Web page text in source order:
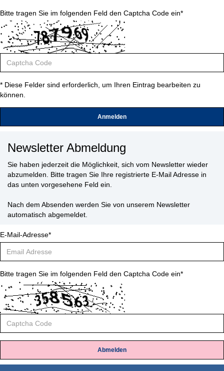
Bitte tragen Sie im folgenden Feld den Captcha Code ein*
* Diese Felder sind erforderlich, um Ihren Eintrag bearbeiten zu
können.
Newsletter Abmeldung
Sie haben jederzeit die Möglichkeit, sich vom Newsletter wieder
abzumelden. Bitte tragen Sie Ihre registrierte E-Mail Adresse in
das unten vorgesehene Feld ein.
Nach dem Absenden werden Sie von unserem Newsletter
automatisch abgemeldet.
E-Mail-Adresse*
Bitte tragen Sie im folgenden Feld den Captcha Code ein*